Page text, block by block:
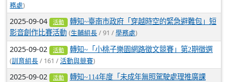
務處)
2025-09-04 活動
轉知~臺南市政府「穿越時空的緊急避難包」短
影音創作比賽活動 (生輔組長 / 91 / 學務處)
2025-09-02 活動 轉知~「小桃子樂園網路徵文競賽」第2期徵選
(訓育組長 / 161 / 活動與競賽)
2025-09-02 活動
轉知~114年度「未成年無照駕駛處理推廣課